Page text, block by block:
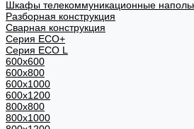
Шкафы телекоммуникационные
Разборная конструкция
Сварная конструкция
Серия ECO+
Серия ECO L
600x600
600x800
600х1000
600х1200
800x800
800х1000